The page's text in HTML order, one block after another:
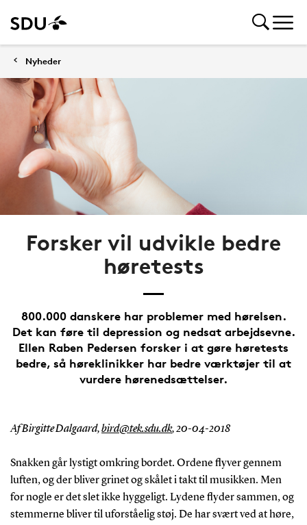
Nyheder
Forsker vil udvikle bedre
høretests
800.000 danskere har problemer med hørelsen.
Det kan føre til depression og nedsat arbejdsevne.
Ellen Raben Pedersen forsker i at gøre høretests
bedre, så høreklinikker har bedre værktøjer til at
vurdere hørenedsættelser.
Af Birgitte Dalgaard,bird@tek.sdu.dk, 20-04-2018
Snakken går lystigt omkring bordet. Ordene flyver gennem
luften, og der bliver grinet og skålet i takt til musikken. Men
for nogle er det slet ikke hyggeligt. Lydene flyder sammen, og
stemmerne bliver til uforståelig støj. De har svært ved at høre,